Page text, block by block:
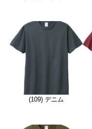
(109) デニム